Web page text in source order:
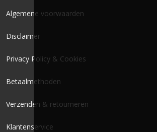
Algemene voorwaarden
Disclaimer
Privacy Policy & Cookies
Betaalmethoden
Verzenden & retourneren
Klantenservice